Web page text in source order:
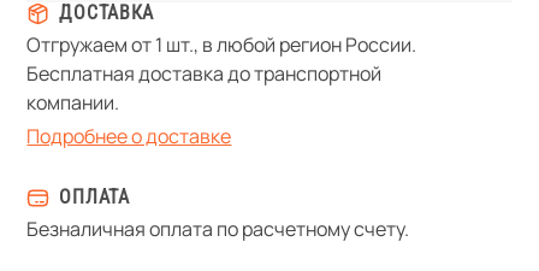
ДОСТАВКА
Отгружаем от 1 шт., в любой регион России.
Бесплатная доставка до транспортной
компании.
Подробнее о доставке
ОПЛАТА
Безналичная оплата по расчетному счету.